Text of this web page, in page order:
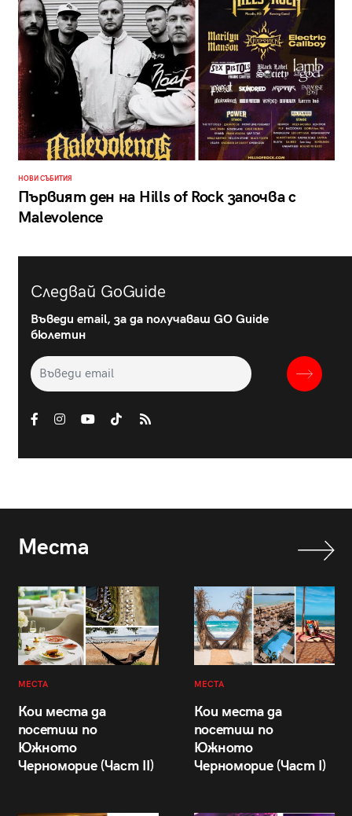
НОВИ СЪБИТИЯ
Първият ден на Hills of Rock започва с
Malevolence
Следвай GoGuide
Въведи email, за да получаваш GO Guide
бюлетин
Места
МЕСТА
Кои места да
посетиш по
Южното
Черноморие (Част II)
МЕСТА
Кои места да
посетиш по
Южното
Черноморие (Част I)